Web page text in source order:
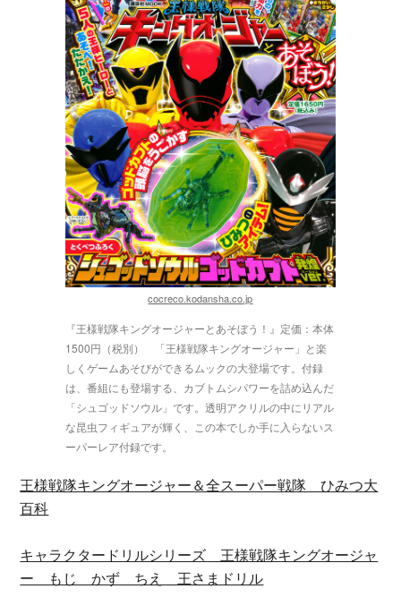
cocreco.kodansha.co.jp
『王様戦隊キングオージャーとあそぼう！』定価：本体
1500円（税別） 「王様戦隊キングオージャー」と楽
しくゲームあそびができるムックの大登場です。付録
は、番組にも登場する、カブトムシパワーを詰め込んだ
「シュゴッドソウル」です。透明アクリルの中にリアル
な昆虫フィギュアが輝く、この本でしか手に入らないス
ーパーレア付録です。
王様戦隊キングオージャー＆全スーパー戦隊 ひみつ大
百科
キャラクタードリルシリーズ 王様戦隊キングオージャ
ー もじ かず ちえ 王さまドリル